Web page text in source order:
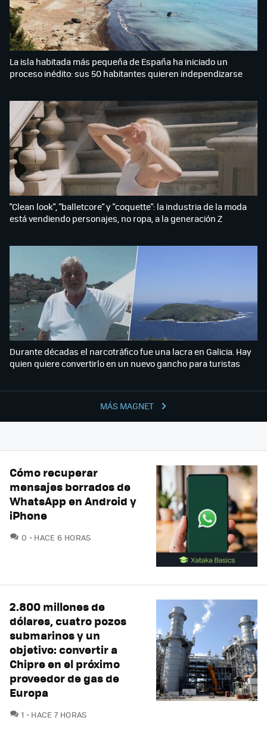
MÁS MAGNET
La isla habitada más pequeña de España ha iniciado un
proceso inédito: sus 50 habitantes quieren independizarse
"Clean look", "balletcore" y "coquette": la industria de la moda
está vendiendo personajes, no ropa, a la generación Z
Durante décadas el narcotráfico fue una lacra en Galicia. Hay
quien quiere convertirlo en un nuevo gancho para turistas
Cómo recuperar
mensajes borrados de
WhatsApp en Android y
iPhone
0 COMENTARIOS
HACE 6 HORAS
2.800 millones de
dólares, cuatro pozos
submarinos y un
objetivo: convertir a
Chipre en el próximo
proveedor de gas de
Europa
1 COMENTARIOS
HACE 7 HORAS